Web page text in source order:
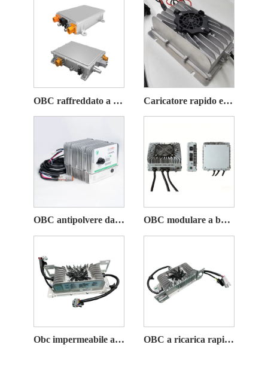
OBC raffreddato a liquido IP67 ad alta potenza da 6,6 kW Caricatore rapido esclusivo per carrello da golf ad alta potenza da 600 W
OBC antipolvere da 900 W per veicoli pesanti OBC modulare a basso consumo da 3,3 kW per mini veicoli elettrici
Obc impermeabile a bassa potenza da 1,5 kW per veicoli elettrici OBC a ricarica rapida multi-scena ad alta efficienza da 1,2 kW